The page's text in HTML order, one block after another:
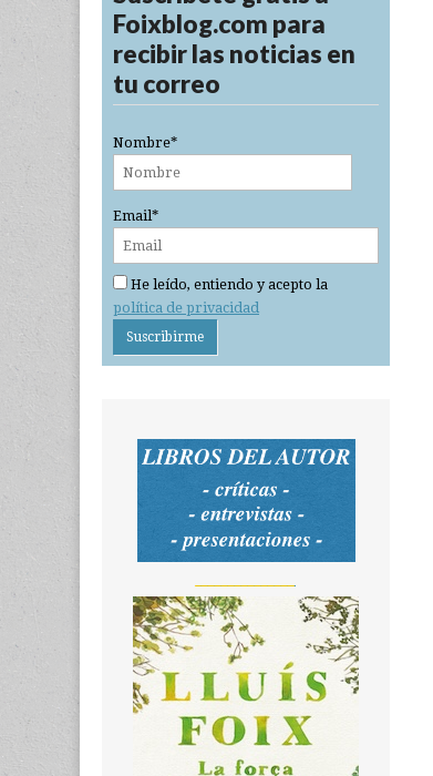
Foixblog.com para
recibir las noticias en
tu correo
Nombre*
Email*
He leído, entiendo y acepto la
política de privacidad